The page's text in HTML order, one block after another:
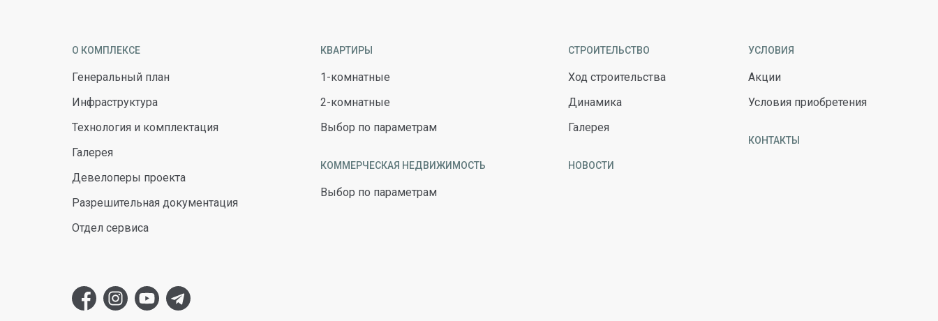
О КОМПЛЕКСЕ
Генеральный план
Инфраструктура
Технология и комплектация
Галерея
Девелоперы проекта
Разрешительная документация
Отдел сервиса
КВАРТИРЫ
1-комнатные
2-комнатные
Выбор по параметрам
КОММЕРЧЕСКАЯ НЕДВИЖИМОСТЬ
Выбор по параметрам
СТРОИТЕЛЬСТВО
Ход строительства
Динамика
Галерея
НОВОСТИ
УСЛОВИЯ
Акции
Условия приобретения
КОНТАКТЫ